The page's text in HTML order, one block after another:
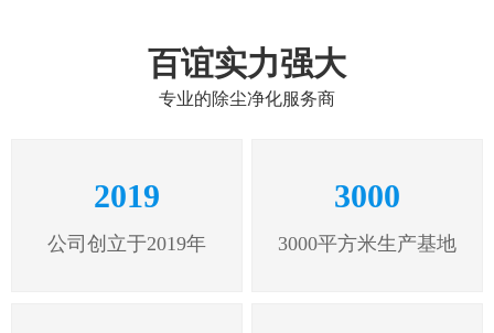
百谊实力强大
专业的除尘净化服务商
2019
公司创立于2019年
3000
3000平方米生产基地